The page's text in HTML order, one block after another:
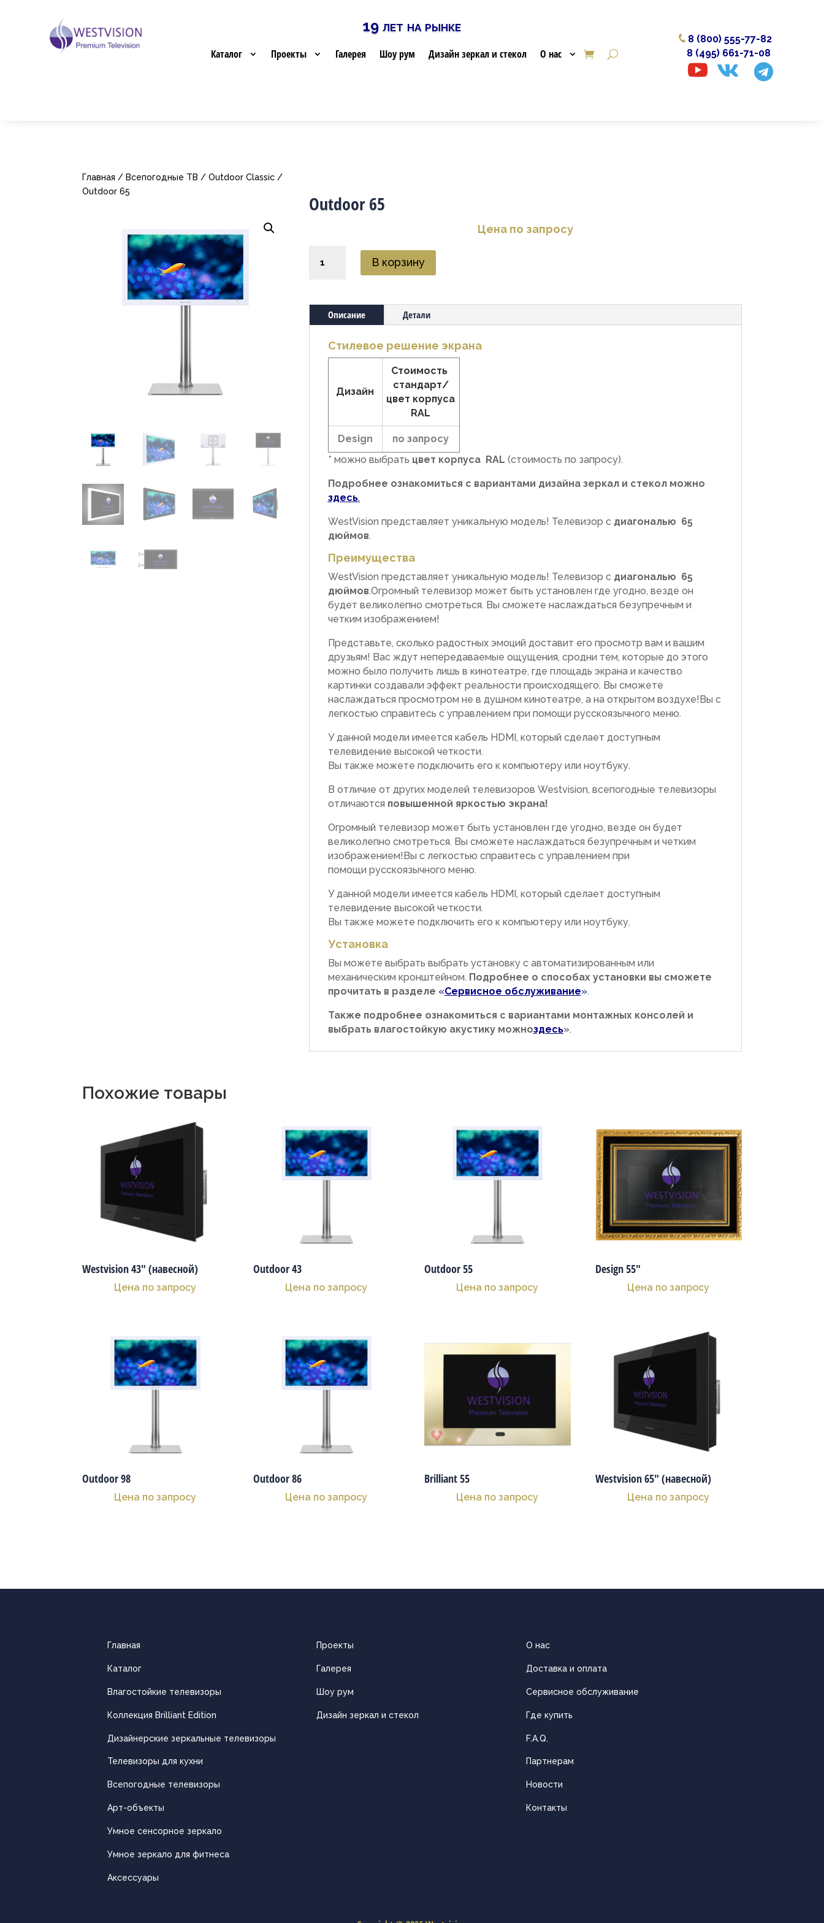
19 лет на рынке
Каталог Проекты Галерея Шоу рум Дизайн зеркал и стекол О нас
8 (800) 555-77-82
8 (495) 661-71-08
  
Главная / Всепогодные ТВ /Outdoor Classic /
Outdoor 65
Outdoor 65
Цена по запросу
Количество
товара
В корзину
Описание Детали
Стилевое решение экрана
Дизайн
Стоимость
стандарт/
цвет корпуса
RAL
Design
по запросу
* можно выбрать цвет корпуса RAL (стоимость по запросу).
Подробнее ознакомиться с вариантами дизайна зеркал и стекол можно
здесь.
WestVision представляет уникальную модель! Телевизор с диагональю 65
дюймов.
Преимущества
WestVision представляет уникальную модель! Телевизор с диагональю 65
дюймов.Огромный телевизор может быть установлен где угодно, везде он
будет великолепно смотреться. Вы сможете наслаждаться безупречным и
четким изображением!
Представьте, сколько радостных эмоций доставит его просмотр вам и вашим
друзьям! Вас ждут непередаваемые ощущения, сродни тем, которые до этого
можно было получить лишь в кинотеатре, где площадь экрана и качество
картинки создавали эффект реальности происходящего. Вы сможете
наслаждаться просмотром не в душном кинотеатре, а на открытом воздухе!Вы с
легкостью справитесь с управлением при помощи русскоязычного меню.
У данной модели имеется кабель HDMI, который сделает доступным
телевидение высокой четкости.
Вы также можете подключить его к компьютеру или ноутбуку.
В отличие от других моделей телевизоров Westvision, всепогодные телевизоры
отличаются повышенной яркостью экрана!
Огромный телевизор может быть установлен где угодно, везде он будет
великолепно смотреться. Вы сможете наслаждаться безупречным и четким
изображением!Вы с легкостью справитесь с управлением при
помощи русскоязычного меню.
У данной модели имеется кабель HDMI, который сделает доступным
телевидение высокой четкости.
Вы также можете подключить его к компьютеру или ноутбуку.
Установка
Вы можете выбрать выбрать установку с автоматизированным или
механическим кронштейном. Подробнее о способах установки вы сможете
прочитать в разделе «Сервисное обслуживание».
Также подробнее ознакомиться с вариантами монтажных консолей и
выбрать влагостойкую акустику можноздесь».
Похожие товары
Westvision 43″ (навесной)
Цена по запросу
Outdoor 43
Цена по запросу
Outdoor 55
Цена по запросу
Design 55″
Цена по запросу
Outdoor 98
Цена по запросу
Outdoor 86
Цена по запросу
Brilliant 55
Цена по запросу
Westvision 65″ (навесной)
Цена по запросу
Главная
Каталог
Влагостойкие телевизоры
Коллекция Brilliant Edition
Дизайнерские зеркальные телевизоры
Телевизоры для кухни
Всепогодные телевизоры
Арт-объекты
Умное сенсорное зеркало
Умное зеркало для фитнеса
Аксессуары
Проекты
Галерея
Шоу рум
Дизайн зеркал и стекол
О нас
Доставка и оплата
Сервисное обслуживание
Где купить
F.A.Q.
Партнерам
Новости
Контакты